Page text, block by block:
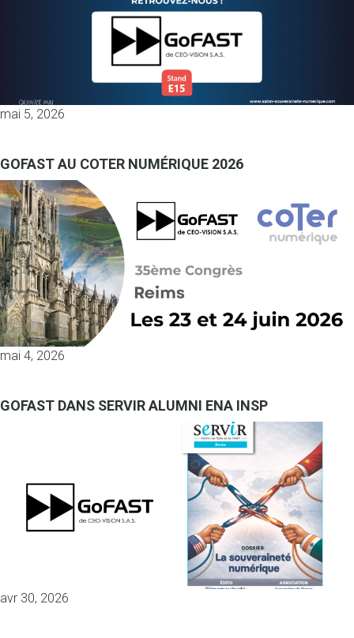
mai 5, 2026
GOFAST AU COTER NUMÉRIQUE 2026
mai 4, 2026
GOFAST DANS SERVIR ALUMNI ENA INSP
avr 30, 2026